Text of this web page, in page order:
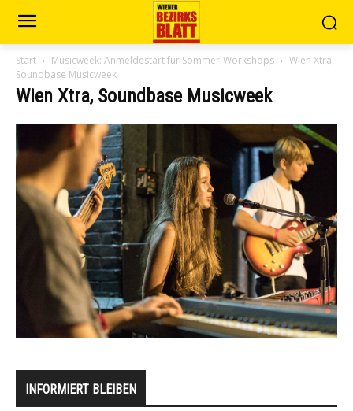
Start Musicweek: Anmeldestart für Sommer-Workshops
Wien Xtra,
Soundbase Musicweek
Wien Xtra, Soundbase Musicweek
INFORMIERT BLEIBEN